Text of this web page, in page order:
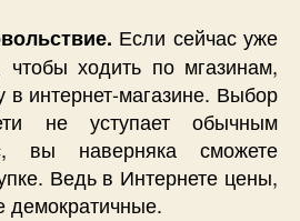
Если сейчас уже
ходить по мгазинам,
в интернет-магазине. Выбор
не уступает обычным
вы наверняка сможете
Ведь в Интернете цены,
демократичные.